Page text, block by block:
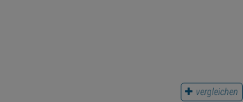
IM
vergleichen